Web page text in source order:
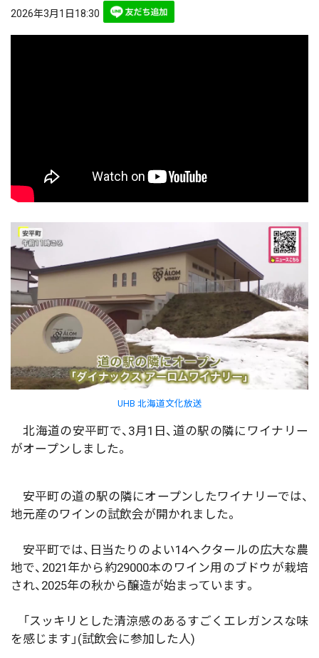
2026年3月1日18:30
UHB 北海道文化放送
北海道の安平町で、3月1日、道の駅の隣にワイナリー
がオープンしました。
安平町の道の駅の隣にオープンしたワイナリーでは、
地元産のワインの試飲会が開かれました。
安平町では、日当たりのよい14ヘクタールの広大な農
地で、2021年から約29000本のワイン用のブドウが栽培
され、2025年の秋から醸造が始まっています。
「スッキリとした清涼感のあるすごくエレガンスな味
を感じます」(試飲会に参加した人)